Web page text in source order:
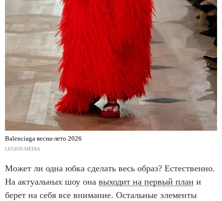
Balenciaga весна-лето 2026
LEGION-MEDIA
Может ли одна юбка сделать весь образ? Естественно.
На актуальных шоу она выходит на первый план и
берет на себя все внимание. Остальные элементы